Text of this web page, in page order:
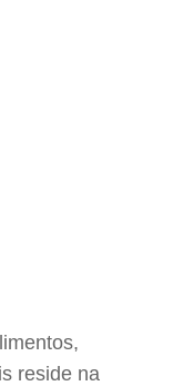
reside na